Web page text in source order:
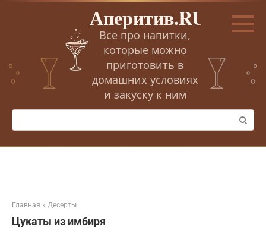
Перейти
Аперитив.RU
Все про напитки,
которые можно
приготовить в
домашних условиях
и закуску к ним
Поиск:
Главная » Десерты
Цукаты из имбиря